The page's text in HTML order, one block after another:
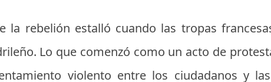
la rebelión estalló cuando las tropas
Lo que comenzó como un acto de
violento entre los ciudadanos y